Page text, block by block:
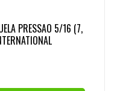
PRESSAO 5/16 (7,